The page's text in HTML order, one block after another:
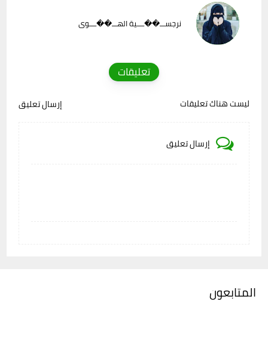
نرجســـ��ــــية الهـــ��ــــوى
تعليقات
ليست هناك تعليقات إرسال تعليق
إرسال تعليق
المتابعون